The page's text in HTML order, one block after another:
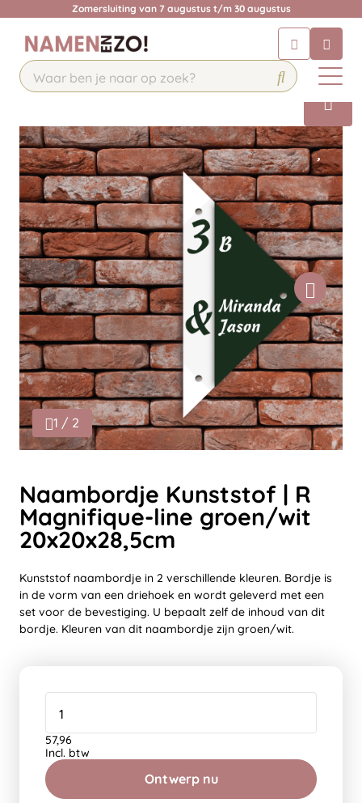
Zomersluiting van 7 augustus t/m 30 augustus
Chat 24/7 met onze chatbot voor
hulp
Contact
1 / 2
Naambordje Kunststof | R
Magnifique-line groen/wit
20x20x28,5cm
Kunststof naambordje in 2 verschillende kleuren. Bordje is
in de vorm van een driehoek en wordt geleverd met een
set voor de bevestiging. U bepaalt zelf de inhoud van dit
bordje. Kleuren van dit naambordje zijn groen/wit.
Ontwerp nu
57,96
Incl. btw